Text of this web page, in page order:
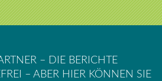
– DIE BERICHTE
– ABER HIER KÖNNEN SIE